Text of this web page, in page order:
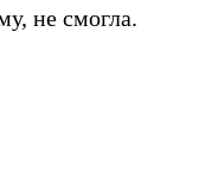
не смогла.